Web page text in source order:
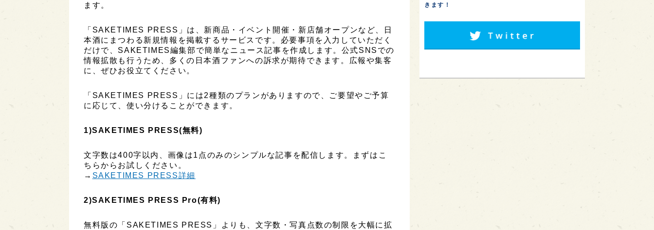
ます。
「SAKETIMES PRESS」は、新商品・イベント開催・新店舗オープンなど、日
本酒にまつわる新規情報を掲載するサービスです。必要事項を入力していただく
だけで、SAKETIMES編集部で簡単なニュース記事を作成します。公式SNSでの
情報拡散も行うため、多くの日本酒ファンへの訴求が期待できます。広報や集客
に、ぜひお役立てください。
「SAKETIMES PRESS」には2種類のプランがありますので、ご要望やご予算
に応じて、使い分けることができます。
1)SAKETIMES PRESS(無料)
文字数は400字以内、画像は1点のみのシンプルな記事を配信します。まずはこ
ちらからお試しください。
→ SAKETIMES PRESS詳細
2)SAKETIMES PRESS Pro(有料)
無料版の「SAKETIMES PRESS」よりも、文字数・写真点数の制限を大幅に拡
きます！